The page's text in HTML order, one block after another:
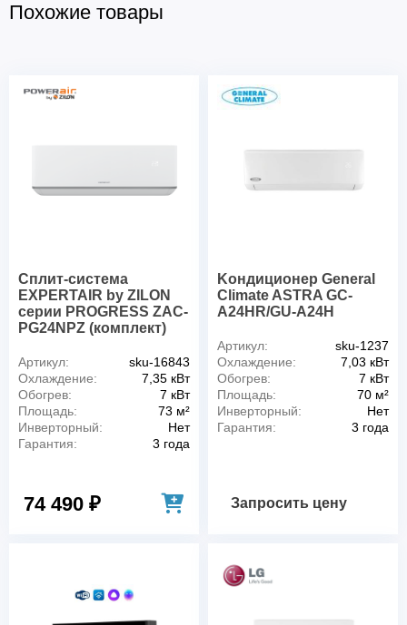
Похожие товары
Сплит-система
EXPERTAIR by ZILON
серии PROGRESS ZAC-
PG24NPZ (комплект)
Артикул:
sku-16843
Охлаждение:
7,35 кВт
Обогрев:
7 кВт
Площадь:
73 м²
Инверторный:
Нет
Гарантия:
3 года
74 490 ₽
Kондиционер General
Climate ASTRA GC-
A24HR/GU-A24H
Артикул:
sku-1237
Охлаждение:
7,03 кВт
Обогрев:
7 кВт
Площадь:
70 м²
Инверторный:
Нет
Гарантия:
3 года
Запросить цену